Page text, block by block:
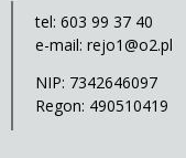
tel: 603 99 37 40
e-mail: rejo1@o2.pl
NIP: 7342646097
Regon: 490510419